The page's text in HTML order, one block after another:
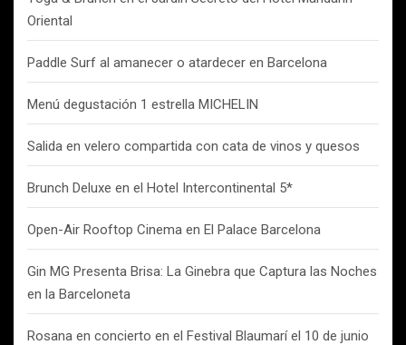
Oriental
Paddle Surf al amanecer o atardecer en Barcelona
Menú degustación 1 estrella MICHELIN
Salida en velero compartida con cata de vinos y quesos
Brunch Deluxe en el Hotel Intercontinental 5*
Open-Air Rooftop Cinema en El Palace Barcelona
Gin MG Presenta Brisa: La Ginebra que Captura las Noches
en la Barceloneta
Rosana en concierto en el Festival Blaumarí el 10 de junio